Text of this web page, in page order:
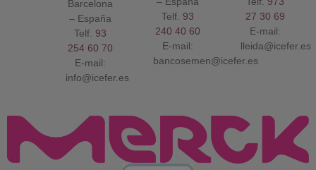
Barcelona
– España
Telf. 93
254 60 70
E-mail:
info@icefer.es
Telf. 93
240 40 60
E-mail:
bancosemen@icefer.es
27 30 69
E-mail:
lleida@icefer.es